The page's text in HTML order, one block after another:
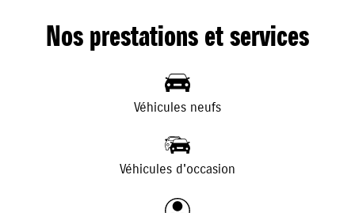
Nos prestations et services
Véhicules neufs
Véhicules d'occasion